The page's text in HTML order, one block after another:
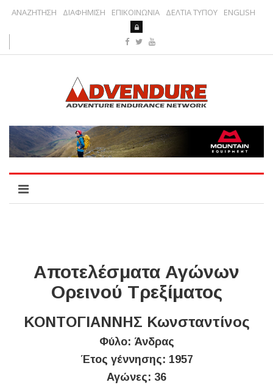
ΑΝΑΖΗΤΗΣΗ ΔΙΑΦΗΜΙΣΗ ΕΠΙΚΟΙΝΩΝΙΑ ΔΕΛΤΙΑ ΤΥΠΟΥ ENGLISH
Αποτελέσματα Αγώνων
Ορεινού Τρεξίματος
ΚΟΝΤΟΓΙΑΝΝΗΣ Κωνσταντίνος
Φύλο: Άνδρας
Έτος γέννησης: 1957
Αγώνες: 36